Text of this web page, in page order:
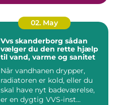
02. May
Vvs skanderborg sådan
vælger du den rette hjælp
til vand, varme og sanitet
Når vandhanen drypper,
radiatoren er kold, eller du
skal have nyt badeværelse,
er en dygtig VVS-inst...